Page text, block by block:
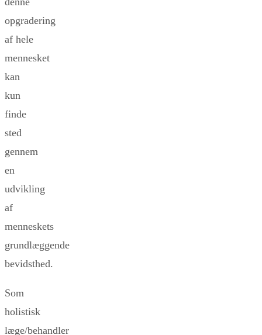
opgradering
af hele
mennesket
kan
kun
finde
sted
gennem
en
udvikling
af
menneskets
grundlæggende
bevidsthed.
Som
holistisk
læge/behandler